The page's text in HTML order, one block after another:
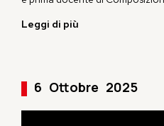
Leggi di più
6 Ottobre 2025